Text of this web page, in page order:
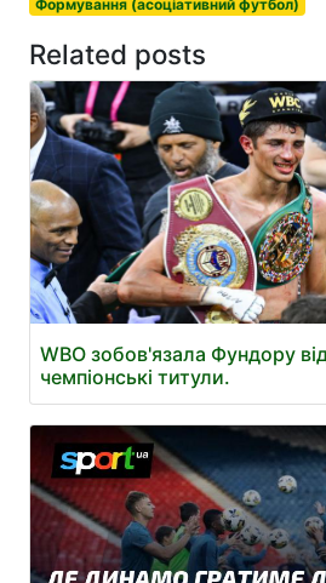
Формування (асоціативний футбол)
Related posts
WBO зобов'язала Фундору
чемпіонські титули.